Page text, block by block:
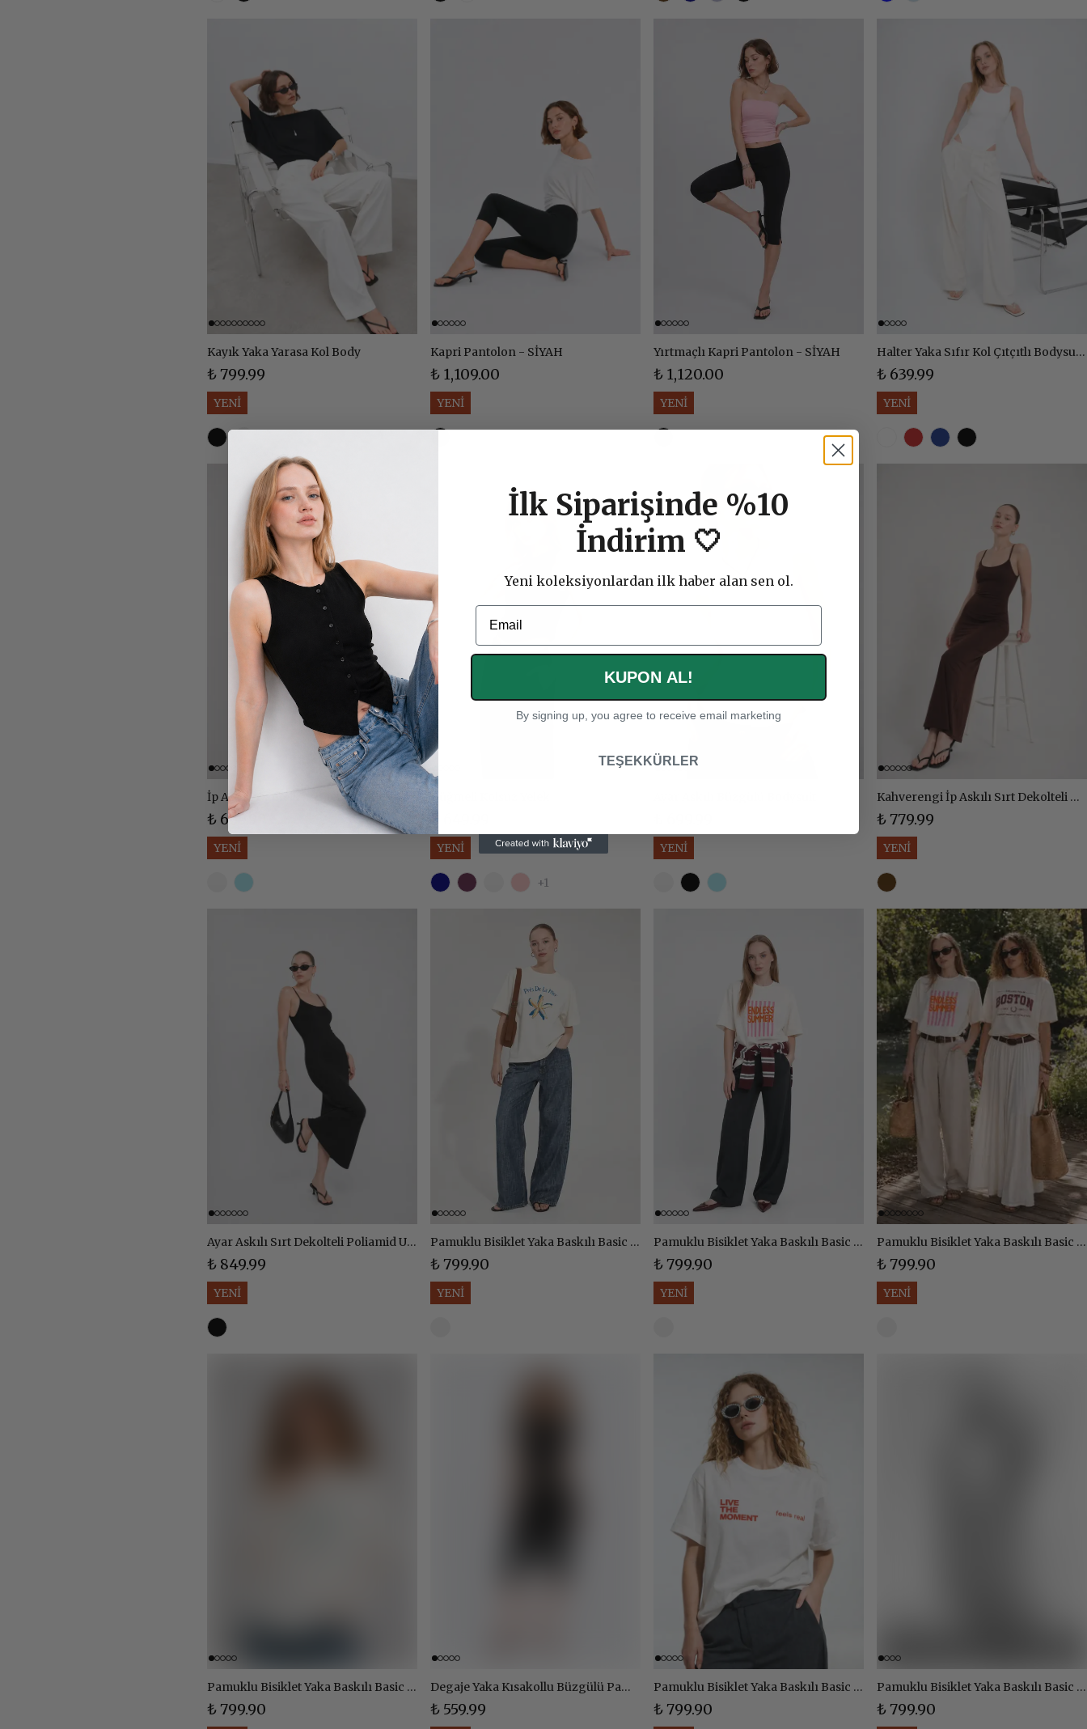
Kayık Yaka Yarasa Kol Body
₺ 799.99
YENİ
Kapri Pantolon - SİYAH
₺ 1,109.00
YENİ
Yırtmaçlı Kapri Pantolon - SİYAH
₺ 1,120.00
YENİ
Halter Yaka Sıfır Kol Çıtçıtlı Bodysuit Zıbın Bluz
₺ 639.99
YENİ
İp Askılı Dantelli Asimetrik Body
₺ 669.99
YENİ
Düğmeli Kolsuz Yelek
YENİ
+1
YENİ
Kahverengi İp Askılı Sırt Dekolteli Uzun Elbise - KAHVE
₺ 779.99
YENİ
Ayar Askılı Sırt Dekolteli Poliamid Uzun Elbise - SİYAH
₺ 849.99
YENİ
Pamuklu Bisiklet Yaka Baskılı Basic Tshirt - EKRU
₺ 799.90
YENİ
Pamuklu Bisiklet Yaka Baskılı Basic Tshirt - EKRU
₺ 799.90
YENİ
Pamuklu Bisiklet Yaka Baskılı Basic Tshirt - EKRU
₺ 799.90
YENİ
Pamuklu Bisiklet Yaka Baskılı Basic Tshirt - EKRU
₺ 799.90
Degaje Yaka Kısakollu Büzgülü Pamuklu Body
₺ 559.99
Pamuklu Bisiklet Yaka Baskılı Basic Tshirt - EKRU
₺ 799.90
Pamuklu Bisiklet Yaka Baskılı Basic Tshirt - EKRU
₺ 799.90
İlk Siparişinde %10
İndirim 🤍
Yeni koleksiyonlardan ilk haber alan sen ol.
Email
KUPON AL!
By signing up, you agree to receive email marketing
TEŞEKKÜRLER